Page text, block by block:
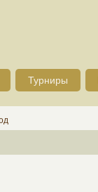
Турниры